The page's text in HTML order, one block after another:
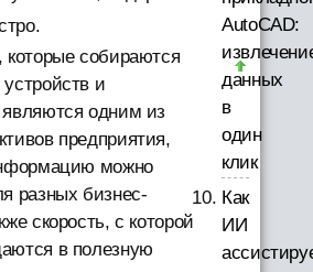
собираются
и
одним из
предприятия,
можно
разных бизнес-
скорость, с которой
в полезную
AutoCAD:
данных
в
один
клик
Как
ИИ